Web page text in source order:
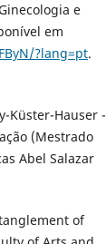
e
em
?lang=pt.
Küster-Hauser -
(Mestrado
Abel Salazar
of